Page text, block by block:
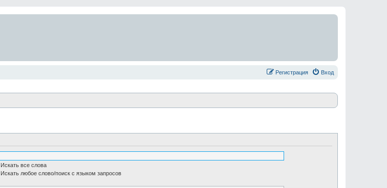
Вход
Регистрация
Искать все слова
Искать любое слово/поиск с языком запросов